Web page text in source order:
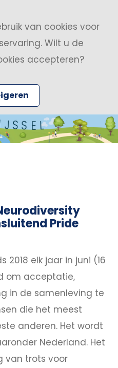
van cookies voor
Wilt u de
accepteren?
Pride
2018 elk jaar in juni (16
om acceptatie,
in de samenleving te
die het meest
anderen. Het wordt
Nederland. Het
van trots voor